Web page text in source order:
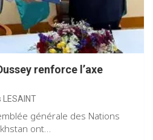
renforce l’axe
LESAINT
générale des Nations
ont…